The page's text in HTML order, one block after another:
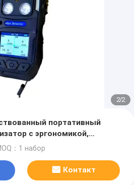
2/2
портативный
с эргономикой,
и зарядкой типа C для
：1 набор
Контакт